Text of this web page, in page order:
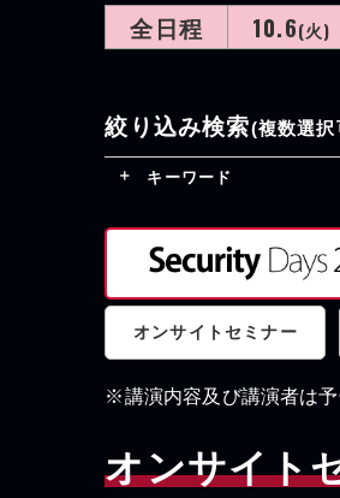
全日程 10.6(火)
絞り込み検索(複数選択
キーワード
オンサイトセミナー
※講演内容及び講演者は予
オンサイト